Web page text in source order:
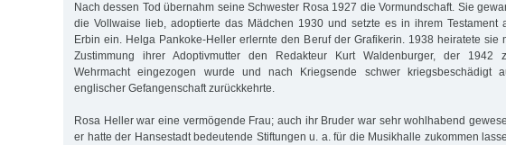
Nach dessen Tod übernahm seine Schwester Rosa 1927 die Vormundschaft. Sie
die Vollwaise lieb, adoptierte das Mädchen 1930 und setzte es in ihrem Testament
Erbin ein. Helga Pankoke-Heller erlernte den Beruf der Grafikerin. 1938 heiratete sie
Zustimmung ihrer Adoptivmutter den Redakteur Kurt Waldenburger, der 1942
Wehrmacht eingezogen wurde und nach Kriegsende schwer kriegsbeschädigt
englischer Gefangenschaft zurückkehrte.
Rosa Heller war eine vermögende Frau; auch ihr Bruder war sehr wohlhabend
er hatte der Hansestadt bedeutende Stiftungen u. a. für die Musikhalle zukommen